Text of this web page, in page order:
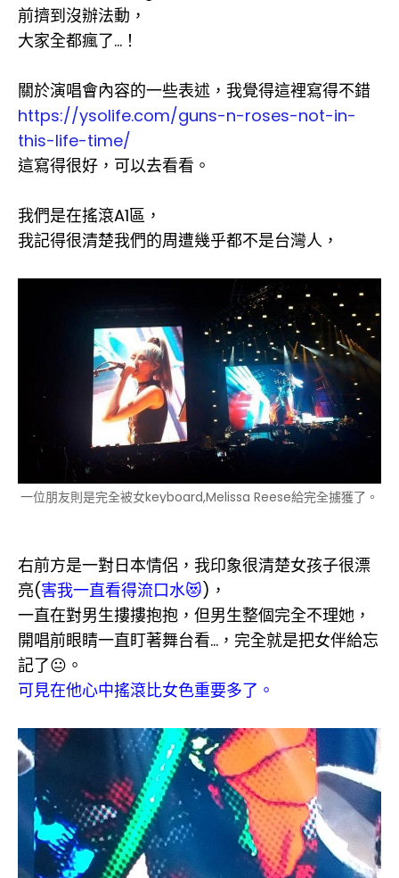
前擠到沒辦法動，
大家全都瘋了...！
關於演唱會內容的一些表述，我覺得這裡寫得不錯
https://ysolife.com/guns-n-roses-not-in-
this-life-time/
這寫得很好，可以去看看。
我們是在搖滾A1區，
我記得很清楚我們的周遭幾乎都不是台灣人，
一位朋友則是完全被女keyboard,Melissa Reese給完全擄獲了。
右前方是一對日本情侶，我印象很清楚女孩子很漂
亮(害我一直看得流口水😻)，
一直在對男生摟摟抱抱，但男生整個完全不理她，
開唱前眼睛一直盯著舞台看...，完全就是把女伴給忘
記了😐。
可見在他心中搖滾比女色重要多了。